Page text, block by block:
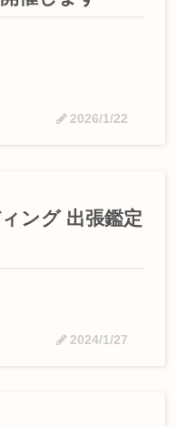
2026/1/22
ング 出張鑑定
2024/1/27